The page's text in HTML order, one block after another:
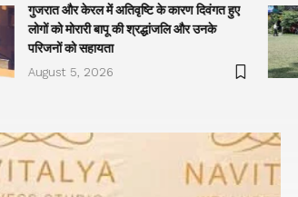
गुजरात और केरल में अतिवृष्टि के कारण दिवंगत हुए
लोगों को मोरारी बापू की श्रद्धांजलि और उनके
परिजनों को सहायता
August 5, 2026